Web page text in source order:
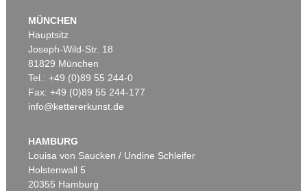
Auktion 425 - Lot 813
Ergebnis:€ 306.250
MÜNCHEN
Hauptsitz
Joseph-Wild-Str. 18
81829 München
Tel.: +49 (0)89 55 244-0
Fax: +49 (0)89 55 244-177
info@kettererkunst.de
HAMBURG
Louisa von Saucken / Undine Schleifer
Holstenwall 5
20355 Hamburg